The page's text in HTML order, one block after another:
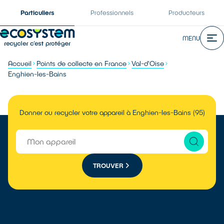
Particuliers Professionnels Producteurs
MENU
Accueil Points de collecte en France Val-d'Oise
Enghien-les-Bains
Donner ou recycler votre appareil à Enghien-les-Bains (95)
TROUVER